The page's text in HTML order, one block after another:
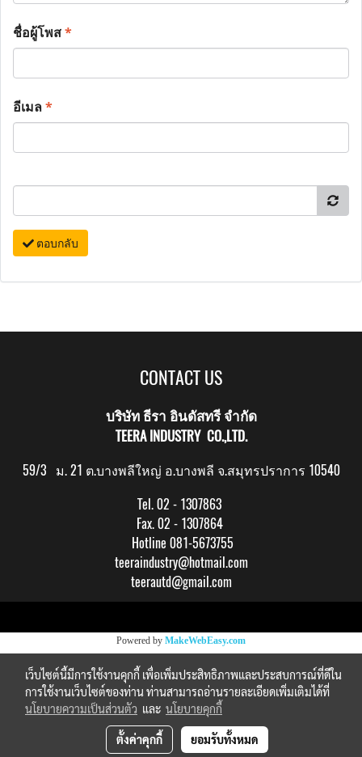
ชื่อผู้โพส*
อีเมล*
ตอบกลับ
CONTACT US
บริษัท ธีรา อินดัสทรี จำกัด
TEERA INDUSTRY CO.,LTD.
59/3 ม. 21 ต.บางพลีใหญ่ อ.บางพลี จ.สมุทรปราการ 10540
Tel. 02 - 1307863
Fax. 02 - 1307864
Hotline 081-5673755
teeraindustry@hotmail.com
teerautd@gmail.com
Powered by MakeWebEasy.com
เว็บไซต์นี้มีการใช้งานคุกกี้ เพื่อเพิ่มประสิทธิภาพและประสบการณ์ที่ดีใน
การใช้งานเว็บไซต์ของท่าน ท่านสามารถอ่านรายละเอียดเพิ่มเติมได้ที่
นโยบายความเป็นส่วนตัว และ นโยบายคุกกี้
ตั้งค่าคุกกี้ ยอมรับทั้งหมด